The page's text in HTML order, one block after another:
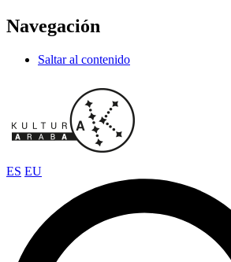
Navegación
Saltar al contenido
ES EU